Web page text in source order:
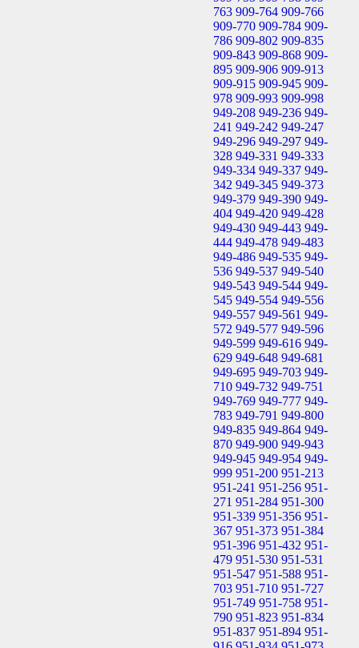
763 909-764 909-766
909-770 909-784 909-
786 909-802 909-835
909-843 909-868 909-
895 909-906 909-913
909-915 909-945 909-
978 909-993 909-998
949-208 949-236 949-
241 949-242 949-247
949-296 949-297 949-
328 949-331 949-333
949-334 949-337 949-
342 949-345 949-373
949-379 949-390 949-
404 949-420 949-428
949-430 949-443 949-
444 949-478 949-483
949-486 949-535 949-
536 949-537 949-540
949-543 949-544 949-
545 949-554 949-556
949-557 949-561 949-
572 949-577 949-596
949-599 949-616 949-
629 949-648 949-681
949-695 949-703 949-
710 949-732 949-751
949-769 949-777 949-
783 949-791 949-800
949-835 949-864 949-
870 949-900 949-943
949-945 949-954 949-
999 951-200 951-213
951-241 951-256 951-
271 951-284 951-300
951-339 951-356 951-
367 951-373 951-384
951-396 951-432 951-
479 951-530 951-531
951-547 951-588 951-
703 951-710 951-727
951-749 951-758 951-
790 951-823 951-834
951-837 951-894 951-